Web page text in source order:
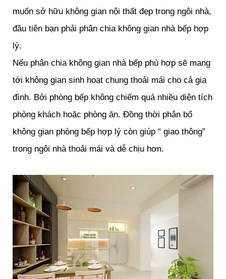
muốn sở hữu không gian nội thất đẹp trong ngôi nhà,
đầu tiên bạn phải phân chia không gian nhà bếp hợp
lý.
Nếu phân chia không gian nhà bếp phù hợp sẽ mang
tới không gian sinh hoạt chung thoải mái cho cả gia
đình. Bởi phòng bếp không chiếm quá nhiều diện tích
phòng khách hoặc phòng ăn. Đồng thời phân bổ
không gian phòng bếp hợp lý còn giúp “ giao thông”
trong ngôi nhà thoải mái và dễ chịu hơn.